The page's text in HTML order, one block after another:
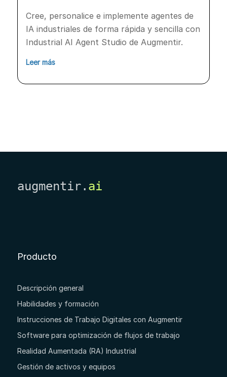
Cree, personalice e implemente agentes de
IA industriales de forma rápida y sencilla con
Industrial AI Agent Studio de Augmentir.
Leer más
augmentir. ai
Producto
Descripción general
Habilidades y formación
Instrucciones de Trabajo Digitales con Augmentir
Software para optimización de flujos de trabajo
Realidad Aumentada (RA) Industrial
Gestión de activos y equipos